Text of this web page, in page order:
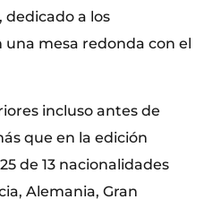
dedicado a los
mesa redonda con el
incluso antes de
que en la edición
de 13 nacionalidades
Alemania, Gran